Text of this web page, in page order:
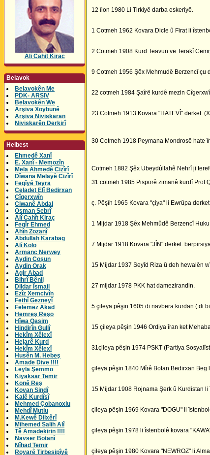
Ali Cahit Kirac
Belavok
Belavokên Me
PDK- ARSIV
Belavokên We
Arşiva Xoybunê
Arşiva Niviskaran
Niviskarên Derkirî
Helbest
Ehmedê Xanî
E. Xanî - Memozîn
Mela Ahmedê Cizîrî
Dîwana Melayê Cizîrî
Feqîyê Teyra
Celadet Elî Bedirxan
Cîgerxwîn
Ciwanê Abdal
Osman Sebrî
Alî Cahît Kiraç
Feqîr Ehmed
Ahîn Zozanî
Abdullah Karabag
Alî Kolo
Armanc Nerwey
Aydin Coşun
Aydin Orak
Agir Abad
Bihrî Bênij
Dildar Îsmail
Ezîz Xemcivîn
Fethî Gezneyî
Felemez Akad
Hemreş Reşo
Hîwa Qasim
Hindirîn Gullî
Hekîm Xêlexî
Hejarê Kurd
Hekîm Xêlexî
Husên M. Hebeş
Amade Dive !!!!
Leyla Şemmo
Kiyaksar Temir
Konê Reş
Kovan Sindî
Kalê Kurdîsî
Mehmed Çobanoxlu
Mehdî Mutlu
M.Kewê Dilxêrî
Mihemed Salih Alî
Tê Amadekirin !!!!
Navser Botanî
Nîhad Temir
Royarê Tirbesipîyê
12 îlon 1980 Li Tirkiyê darba eskeriyê.
1 Cotmeh 1962 Kovara Dicle û Firat li
2 Cotmeh 1908 Kurd Teavun ve Terakî
9 Cotmeh 1956 Şêx Mehmudê Berzencî çu
22 cotmeh 1984 Şaîrë kurdê mezin
23 Cotmeh 1913 Kovara "HATEVÎ" derket.
30 Cotmeh 1918 Peymana Mondrosê hate
Cotmeh 1882 Şêx Ubeydûllahê Nehrî ji
31 cotmeh 1985 Pisporê zimanê kurdî
ç. Pêşîn 1965 Kovara "çiya" li Ewrûpa
1 Mijdar 1918 Şêx Mehmûdê Berzencî
7 Mijdar 1918 Kovara "JÎN" derket.
15 Mijdar 1937 Seyîd Riza û deh hewalên
27 mijdar 1978 PKK hat damezirandin.
5 çileya pêşin 1605 di navbera kurdan ( di
15 çileya pêşin 1946 Ordiya îran ket
31çileya pêşin 1974 PSKT (Partiya
çileya pêşin 1840 Mîrê Botan Bedirxan
15 Mijdar 1908 Rojnama Şerk û Kurdistan li
çileya pêşin 1969 Kovara "DOGU" li
çileya pêşin 1978 li îstenbolê kovara
çileya pêşin 1980 Kovara "NEWROZ" li